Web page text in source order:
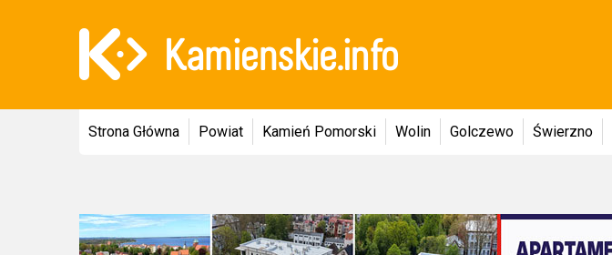
Strona Główna Powiat Kamień Pomorski Wolin Golczewo Świerzno